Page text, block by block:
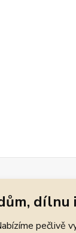
dílnu
pečlivě